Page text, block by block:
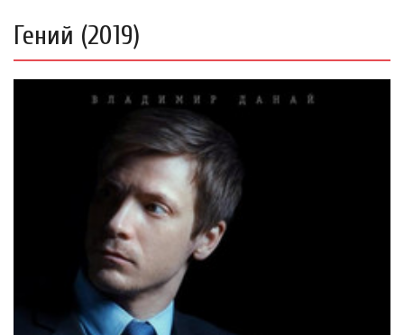
Гений (2019)